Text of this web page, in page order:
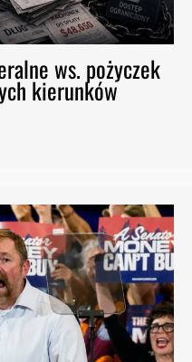
ws. pożyczek
kierunków